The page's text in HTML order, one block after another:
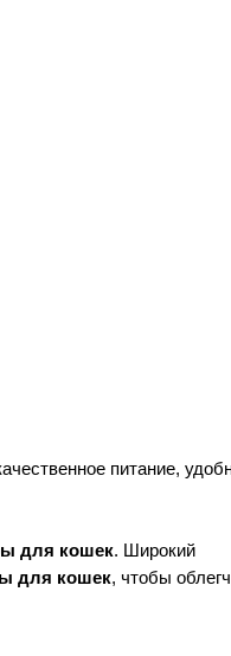
питание,
для кошек. Широкий
для кошек, чтобы